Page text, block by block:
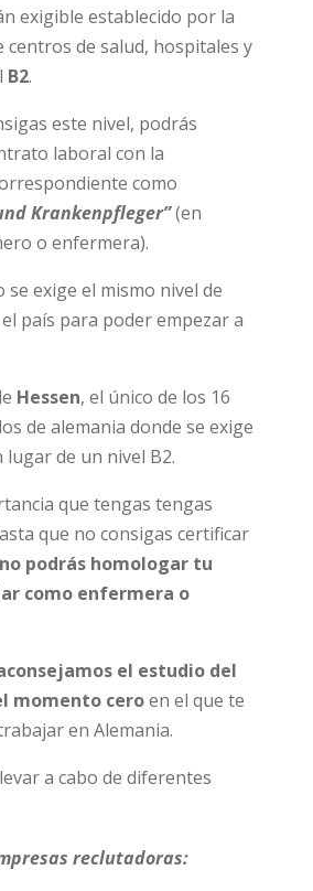
exigible establecido por la
centros de salud, hospitales y
B2.
este nivel, podrás
laboral con la
como
Krankenpfleger”(en
o enfermera).
se exige el mismo nivel de
país para poder empezar a
Hessen, el único de los 16
de alemania donde se exige
lugar de un nivel B2.
que tengas tengas
que no consigas certificar
no podrás homologar tu
como enfermera o
el estudio del
momento ceroen el que te
en Alemania.
a cabo de diferentes
reclutadoras: